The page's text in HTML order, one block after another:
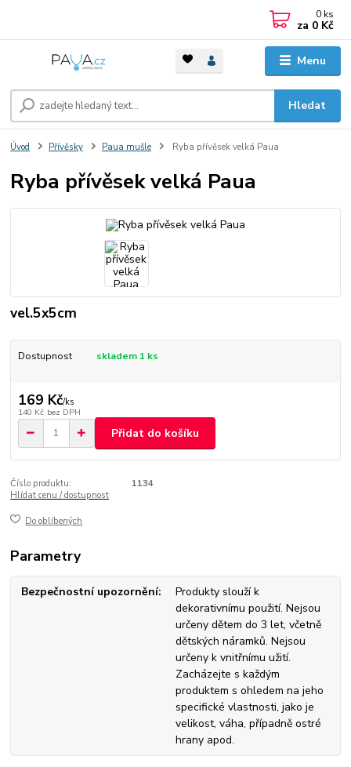
Menu
Hledat
0 ks
za 0 Kč
Úvod Přívěsky Paua mušle Ryba přívěsek velká Paua
Ryba přívěsek velká Paua
vel.5x5cm
Dostupnost skladem 1 ks
169 Kč/ks
140 Kč bez DPH
Přidat do košíku
Číslo produktu:
1134
Hlídat cenu / dostupnost
Do oblíbených
Parametry
Bezpečnostní upozornění
Produkty slouží k
dekorativnímu použití. Nejsou
určeny dětem do 3 let, včetně
dětských náramků. Nejsou
určeny k vnitřnímu užití.
Zacházejte s každým
produktem s ohledem na jeho
specifické vlastnosti, jako je
velikost, váha, případně ostré
hrany apod.